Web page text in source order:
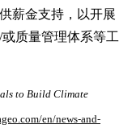
薪金支持，以开展
质量管理体系等工
to Build Climate
en/news-and-